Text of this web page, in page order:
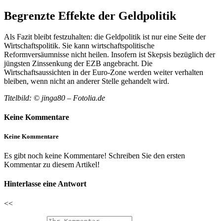
Begrenzte Effekte der Geldpolitik
Als Fazit bleibt festzuhalten: die Geldpolitik ist nur eine Seite der
Wirtschaftspolitik. Sie kann wirtschaftspolitische
Reformversäumnisse nicht heilen. Insofern ist Skepsis bezüglich der
jüngsten Zinssenkung der EZB angebracht. Die
Wirtschaftsaussichten in der Euro-Zone werden weiter verhalten
bleiben, wenn nicht an anderer Stelle gehandelt wird.
Titelbild: © jinga80 – Fotolia.de
Keine Kommentare
Keine Kommentare
Es gibt noch keine Kommentare! Schreiben Sie den ersten
Kommentar zu diesem Artikel!
Hinterlasse eine Antwort
<<